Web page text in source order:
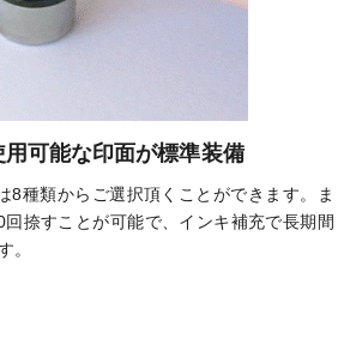
可能な印面が標準装備
8種類からご選択頂くことができます。ま
捺すことが可能で、インキ補充で長期間
。